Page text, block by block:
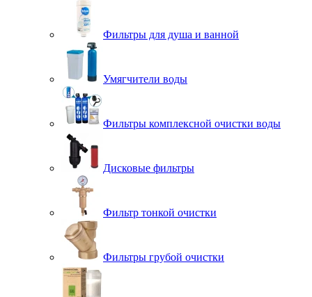
Фильтры для душа и ванной
Умягчители воды
Фильтры комплексной очистки воды
Дисковые фильтры
Фильтр тонкой очистки
Фильтры грубой очистки